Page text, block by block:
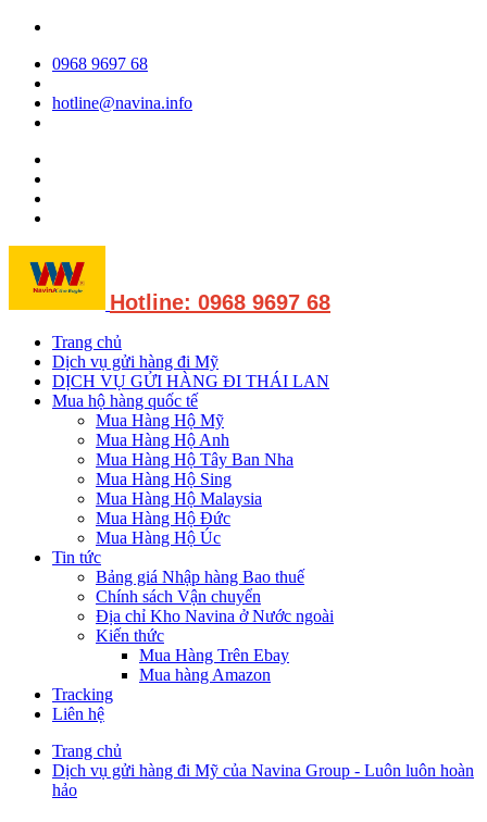
0968 9697 68
hotline@navina.info
Hotline: 0968 9697 68
Trang chủ
Dịch vụ gửi hàng đi Mỹ
DỊCH VỤ GỬI HÀNG ĐI THÁI LAN
Mua hộ hàng quốc tế
Mua Hàng Hộ Mỹ
Mua Hàng Hộ Anh
Mua Hàng Hộ Tây Ban Nha
Mua Hàng Hộ Sing
Mua Hàng Hộ Malaysia
Mua Hàng Hộ Đức
Mua Hàng Hộ Úc
Tin tức
Bảng giá Nhập hàng Bao thuế
Chính sách Vận chuyển
Địa chỉ Kho Navina ở Nước ngoài
Kiến thức
Mua Hàng Trên Ebay
Mua hàng Amazon
Tracking
Liên hệ
Trang chủ
Dịch vụ gửi hàng đi Mỹ của Navina Group - Luôn luôn hoàn
hảo